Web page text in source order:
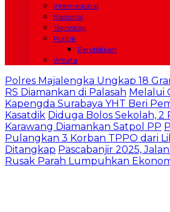
Internasional
Nasional
Teknologi
Politik
Pendidikan
Wisata
Polres Majalengka Ungkap 18
RS Diamankan di Palasah Melalui
Kapengda Surabaya YHT Beri
Kasatdik Diduga Bolos Sekolah, 2
Karawang Diamankan Satpol PP
Pulangkan 3 Korban TPPO dari
Ditangkap Pascabanjir 2025,
Rusak Parah Lumpuhkan